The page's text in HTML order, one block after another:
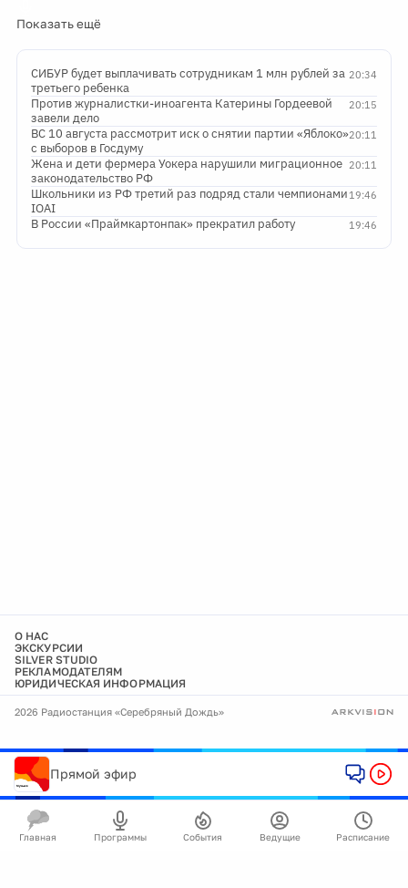
Показать ещё
20:34
СИБУР будет выплачивать сотрудникам 1 млн рублей за
третьего ребенка
20:15
Против журналистки-иноагента Катерины Гордеевой
завели дело
20:11
ВС 10 августа рассмотрит иск о снятии партии «Яблоко»
с выборов в Госдуму
20:11
Жена и дети фермера Уокера нарушили миграционное
законодательство РФ
19:46
Школьники из РФ третий раз подряд стали чемпионами
IOAI
19:46
В России «Праймкартонпак» прекратил работу
О НАС
ЭКСКУРСИИ
SILVER STUDIO
РЕКЛАМОДАТЕЛЯМ
ЮРИДИЧЕСКАЯ ИНФОРМАЦИЯ
2026 Радиостанция «Серебряный Дождь»
Прямой эфир
Главная Программы События Ведущие Расписание